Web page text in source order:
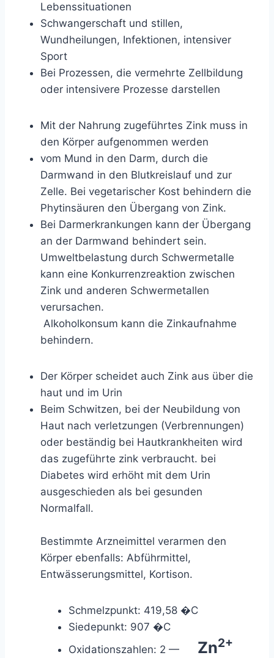
Lebenssituationen
Schwangerschaft und stillen,
Wundheilungen, Infektionen, intensiver
Sport
Bei Prozessen, die vermehrte Zellbildung
oder intensivere Prozesse darstellen
Mit der Nahrung zugeführtes Zink muss in
den Körper aufgenommen werden
vom Mund in den Darm, durch die
Darmwand in den Blutkreislauf und zur
Zelle. Bei vegetarischer Kost behindern die
Phytinsäuren den Übergang von Zink.
Bei Darmerkrankungen kann der Übergang
an der Darmwand behindert sein.
Umweltbelastung durch Schwermetalle
kann eine Konkurrenzreaktion zwischen
Zink und anderen Schwermetallen
verursachen.
Alkoholkonsum kann die Zinkaufnahme
behindern.
Der Körper scheidet auch Zink aus über die
haut und im Urin
Beim Schwitzen, bei der Neubildung von
Haut nach verletzungen (Verbrennungen)
oder beständig bei Hautkrankheiten wird
das zugeführte zink verbraucht. bei
Diabetes wird erhöht mit dem Urin
ausgeschieden als bei gesunden
Normalfall.
Bestimmte Arzneimittel verarmen den
Körper ebenfalls: Abführmittel,
Entwässerungsmittel, Kortison.
Schmelzpunkt: 419,58 �C
Siedepunkt: 907 �C
Oxidationszahlen: 2 — Zn2+